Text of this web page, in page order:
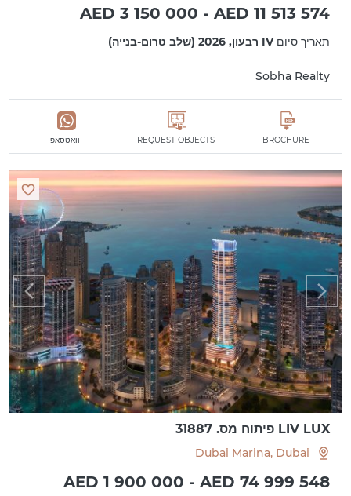
AED 3 150 000 - AED 11 513 574
תאריך סיוםIV רבעון, 2026 (שלב טרום-בנייה)
Sobha Realty
BROCHURE
REQUEST OBJECTS וואטסאפ
LIV LUX פיתוח מס. 31887
Dubai Marina, Dubai
AED 1 900 000 - AED 74 999 548